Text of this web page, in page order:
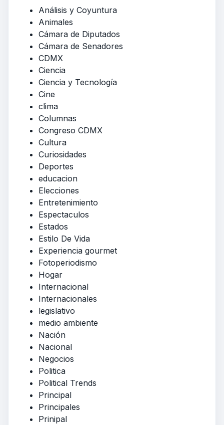
Análisis y Coyuntura
Animales
Cámara de Diputados
Cámara de Senadores
CDMX
Ciencia
Ciencia y Tecnología
Cine
clima
Columnas
Congreso CDMX
Cultura
Curiosidades
Deportes
educacion
Elecciones
Entretenimiento
Espectaculos
Estados
Estilo De Vida
Experiencia gourmet
Fotoperiodismo
Hogar
Internacional
Internacionales
legislativo
medio ambiente
Nación
Nacional
Negocios
Politica
Political Trends
Principal
Principales
Prinipal